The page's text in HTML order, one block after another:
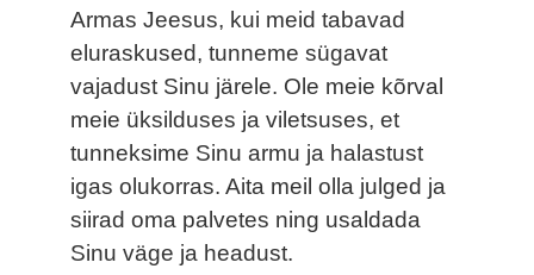
Armas Jeesus, kui meid tabavad
eluraskused, tunneme sügavat
vajadust Sinu järele. Ole meie kõrval
meie üksilduses ja viletsuses, et
tunneksime Sinu armu ja halastust
igas olukorras. Aita meil olla julged ja
siirad oma palvetes ning usaldada
Sinu väge ja headust.